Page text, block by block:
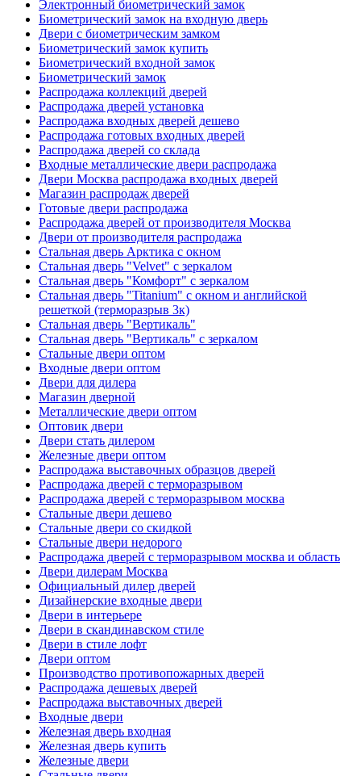
Электронный биометрический замок
Биометрический замок на входную дверь
Двери с биометрическим замком
Биометрический замок купить
Биометрический входной замок
Биометрический замок
Распродажа коллекций дверей
Распродажа дверей установка
Распродажа входных дверей дешево
Распродажа готовых входных дверей
Распродажа дверей со склада
Входные металлические двери распродажа
Двери Москва распродажа входных дверей
Магазин распродаж дверей
Готовые двери распродажа
Распродажа дверей от производителя Москва
Двери от производителя распродажа
Стальная дверь Арктика с окном
Стальная дверь "Velvet" с зеркалом
Стальная дверь "Комфорт" с зеркалом
Стальная дверь "Titanium" с окном и английской
решеткой (терморазрыв 3к)
Стальная дверь "Вертикаль"
Стальная дверь "Вертикаль" с зеркалом
Стальные двери оптом
Входные двери оптом
Двери для дилера
Магазин дверной
Металлические двери оптом
Оптовик двери
Двери стать дилером
Железные двери оптом
Распродажа выставочных образцов дверей
Распродажа дверей с терморазрывом
Распродажа дверей с терморазрывом москва
Стальные двери дешево
Стальные двери со скидкой
Стальные двери недорого
Распродажа дверей с терморазрывом москва и область
Двери дилерам Москва
Официальный дилер дверей
Дизайнерские входные двери
Двери в интерьере
Двери в скандинавском стиле
Двери в стиле лофт
Двери оптом
Производство противопожарных дверей
Распродажа дешевых дверей
Распродажа выставочных дверей
Входные двери
Железная дверь входная
Железная дверь купить
Железные двери